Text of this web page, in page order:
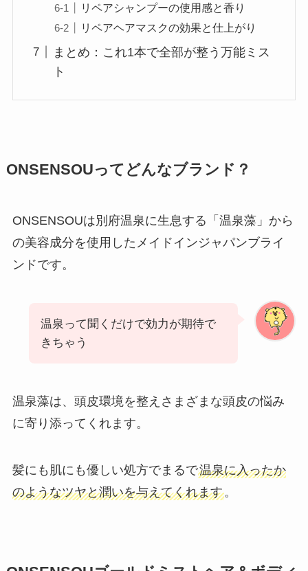
リペアシャンプーの使用感と香り
リペアヘアマスクの効果と仕上がり
まとめ：これ1本で全部が整う万能ミス
ト
ONSENSOUってどんなブランド？
ONSENSOUは別府温泉に生息する「温泉藻」から
の美容成分を使用したメイドインジャパンブライ
ンドです。
温泉って聞くだけで効力が期待で
きちゃう
温泉藻は、頭皮環境を整えさまざまな頭皮の悩み
に寄り添ってくれます。
髪にも肌にも優しい処方でまるで温泉に入ったか
のようなツヤと潤いを与えてくれます。